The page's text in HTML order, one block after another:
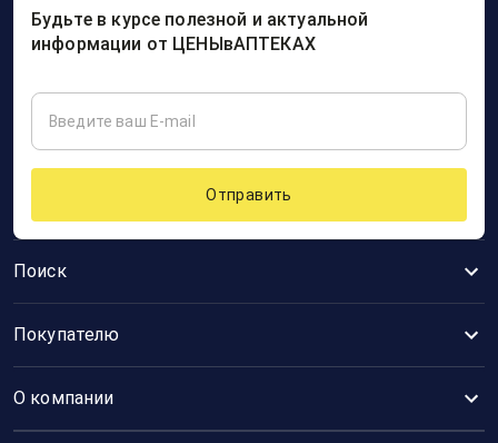
Поиск
Покупателю
О компании
Будьте в курсе полезной и актуальной
информации от ЦЕНЫвАПТЕКАХ
Отправить